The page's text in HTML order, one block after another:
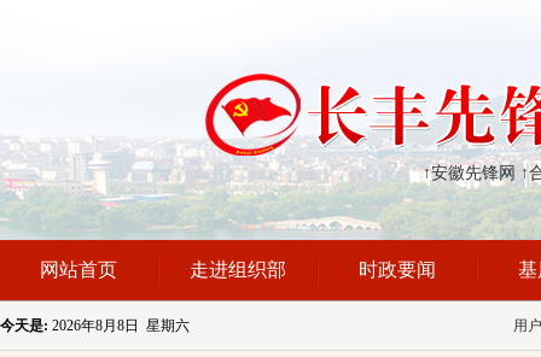
↑安徽先锋网 ↑
网站首页 走进组织部 时政要闻 基
今天是: 2026年8月8日 星期六 用